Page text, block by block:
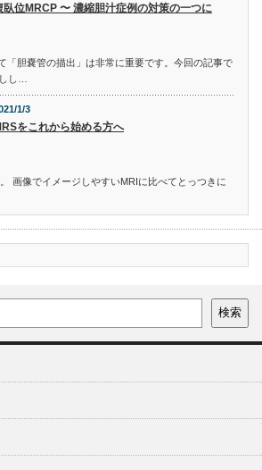
臥位MRCP 〜 濃縮胆汁症例の対策の一つに
「胆嚢管の描出」は非常に重要です。今回の記事で
し…
1/3
をこれから始める方へ
画像でイメージしやすいMRIに比べてとっつきに
検索